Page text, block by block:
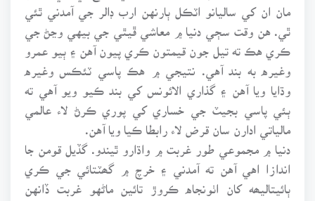
مان ان کي ساليانو اٽڪل ٻارنهن ارب ڊالر جي آمدني ٿئي
ٿي. هن وقت سڄي دنيا ۾ معاشي ڦيٿي جي بيهي وڃڻ جي
ڪري هڪ ته تيل جون قيمتون ڪري پيون آهن ۽ ٻيو عمرو
وغيره به بند آهي. نتيجي ۾ هڪ پاسي ٽئڪس وغيره
وڌايا ويا آهن ۽ گذاري الائونس کي بند ڪيو ويو آهي ته
ٻئي پاسي بجيٽ جي خساري کي پوري ڪرڻ لاء عالمي
مالياتي ادارن سان قرض لاء رابطا ڪيا ويا آهن.
دنيا ۾ مجموعي طور غربت ۾ واڌارو ٿيندو. گڏيل قومن جا
اندازا اهي آهن ته آمدني ۽ خرچ ۾ گھٽتائي جي ڪري
ٻائيتاليھه کان اٺونجاه ڪروڙ تائين ماڻهو غربت ڏانهن